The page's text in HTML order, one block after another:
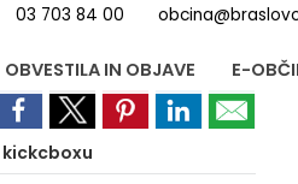
03 703 84 00
OBVESTILA IN OBJAVE E-